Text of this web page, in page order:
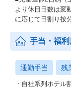
より休日日数は変
に応じて日割り
手当・福利
通勤手当 残
・自社系列ホテル